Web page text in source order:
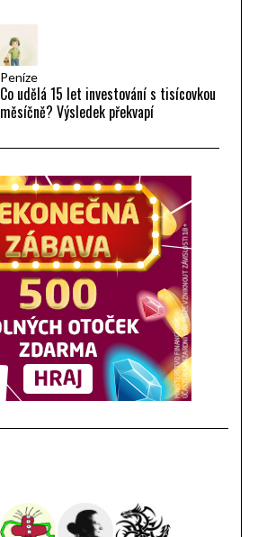
Peníze
Co udělá 15 let investování s tisícovkou
měsíčně? Výsledek překvapí